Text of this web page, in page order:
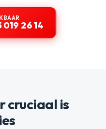
019 26 14
cruciaal is